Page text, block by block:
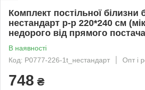
Комплект постільної білизни
нестандарт р-р 220*240 см
недорого від прямого
В наявності
Код: P0777-226-1t_нестандарт
Опт і
748 ₴